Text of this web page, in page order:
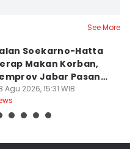
See More
Soekarno-Hatta
Makan Korban,
Jabar Pasang
JPO
Agu 2026, 15:31 WIB